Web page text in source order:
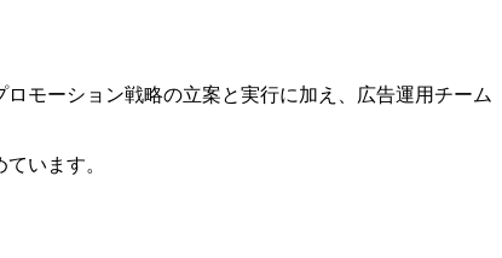
モーション戦略の立案と実行に加え、広告運用チーム
います。